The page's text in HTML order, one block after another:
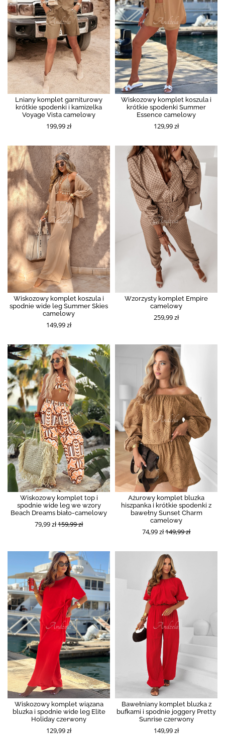
Lniany komplet garniturowy
krótkie spodenki i kamizelka
Voyage Vista camelowy
199,99 zł
Wiskozowy komplet koszula i
krótkie spodenki Summer
Essence camelowy
129,99 zł
Wiskozowy komplet koszula i
spodnie wide leg Summer Skies
camelowy
149,99 zł
Wzorzysty komplet Empire
camelowy
259,99 zł
Wiskozowy komplet top i
spodnie wide leg we wzory
Beach Dreams biało-camelowy
79,99 zł159,99 zł
Ażurowy komplet bluzka
hiszpanka i krótkie spodenki z
bawełny Sunset Charm
camelowy
74,99 zł149,99 zł
Wiskozowy komplet wiązana
bluzka i spodnie wide leg Elite
Holiday czerwony
129,99 zł
Bawełniany komplet bluzka z
bufkami i spodnie joggery Pretty
Sunrise czerwony
149,99 zł